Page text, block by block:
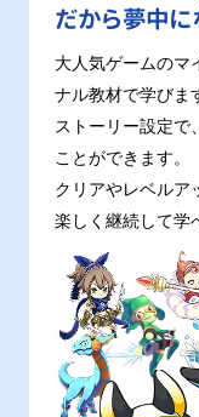
だから夢中に
大人気ゲームのマ
ナル教材で学びま
ストーリー設定で
ことができます。
クリアやレベルア
楽しく継続して学